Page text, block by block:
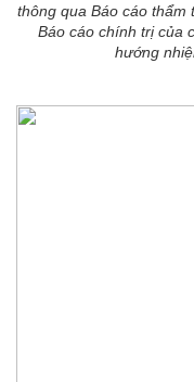
thông qua Báo cáo thẩm
Báo cáo chính trị của
hướng